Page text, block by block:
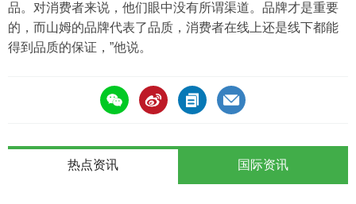
品。对消费者来说，他们眼中没有所谓渠道。品牌才是重要
的，而山姆的品牌代表了品质，消费者在线上还是线下都能
得到品质的保证，”他说。
热点资讯 国际资讯